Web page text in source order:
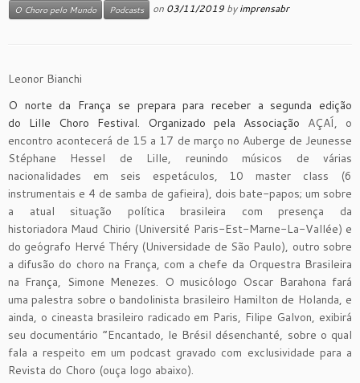
O Choro pelo Mundo
Podcasts on 03/11/2019 byimprensabr
Leonor Bianchi
O norte da França se prepara para receber a segunda edição
do Lille Choro Festival. Organizado pela Associação AÇAÍ, o
encontro acontecerá de 15 a 17 de março no Auberge de Jeunesse
Stéphane Hessel de Lille, reunindo músicos de várias
nacionalidades em seis espetáculos, 10 master class (6
instrumentais e 4 de samba de gafieira), dois bate-papos; um sobre
a atual situação política brasileira com presença da
historiadora Maud Chirio (Université Paris-Est-Marne-La-Vallée) e
do geógrafo Hervé Théry (Universidade de São Paulo), outro sobre
a difusão do choro na França, com a chefe da Orquestra Brasileira
na França, Simone Menezes. O musicólogo Oscar Barahona fará
uma palestra sobre o bandolinista brasileiro Hamilton de Holanda, e
ainda, o cineasta brasileiro radicado em Paris, Filipe Galvon, exibirá
seu documentário “Encantado, le Brésil désenchanté, sobre o qual
fala a respeito em um podcast gravado com exclusividade para a
Revista do Choro (ouça logo abaixo).